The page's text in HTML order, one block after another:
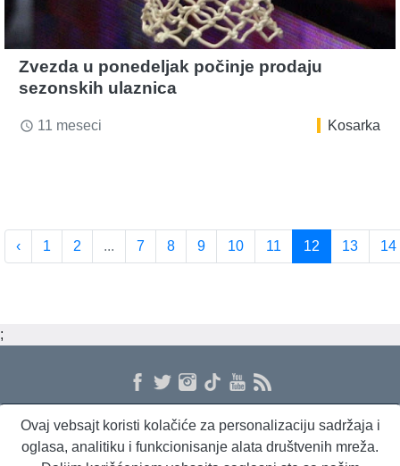
Zvezda u ponedeljak počinje prodaju
sezonskih ulaznica
access_time 11 meseci Kosarka
‹ 1 2 ... 7 8 9 10 11 12 13 14
;
O nama Proizvodi i usluge Politika privatnosti Kontakt RSS
Ovaj vebsajt koristi kolačiće za personalizaciju sadržaja i
oglasa, analitiku i funkcionisanje alata društvenih mreža.